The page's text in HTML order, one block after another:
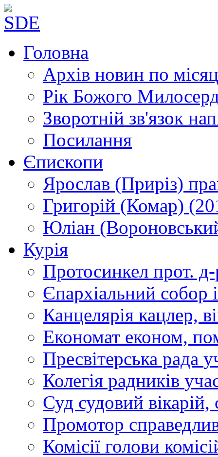
Головна
Архів новин по
Рік Божого
Зворотній зв'язок
Посилання
Єпископи
Ярослав (Приріз)
Григорій (Комар)
Юліан
Курія
Протосинкел прот.
Єпархіальний собор
Канцелярія кацлер,
Економат економ,
Пресвітерська рада
Колегія радників
Суд судовий вікарій,
Промотор
Комісії голови